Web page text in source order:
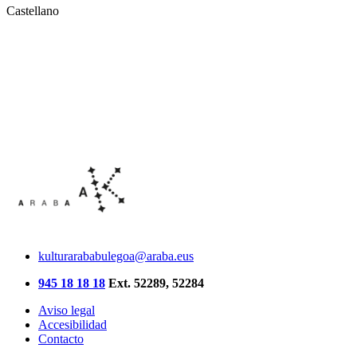
Castellano
kulturarababulegoa@araba.eus
945 18 18 18 Ext. 52289, 52284
Aviso legal
Accesibilidad
Contacto